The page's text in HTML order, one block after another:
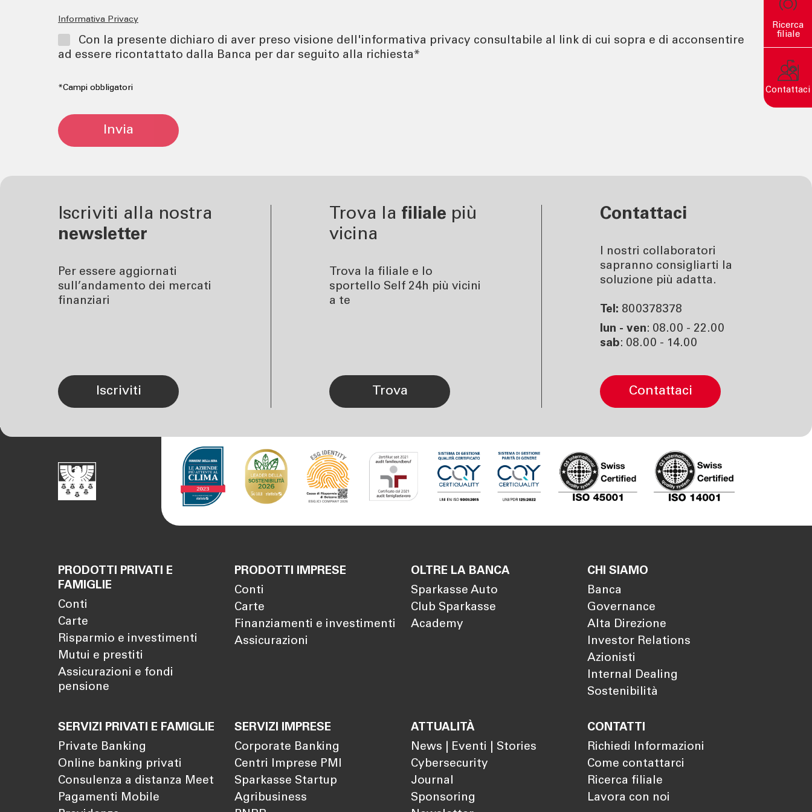
Calcola la rata
previdenziale
News | Eventi | Stories
Cybersecurity
Richiedi informazioni
Ricerca
filiale
Contattaci
Informativa Privacy
Con la presente dichiaro di aver preso visione dell'informativa privacy consultabile al link di cui sopra e di acconsentire
ad essere ricontattato dalla Banca per dar seguito alla richiesta*
*Campi obbligatori
Invia
Iscriviti alla nostra
newsletter
Per essere aggiornati
sull’andamento dei mercati
finanziari
iscriviti
Trova la filiale più
vicina
Trova la filiale e lo
sportello Self 24h più vicini
a te
trova
Contattaci
I nostri collaboratori
sapranno consigliarti la
soluzione più adatta.
Tel: 800378378
lun - ven: 08.00 - 22.00
sab: 08.00 - 14.00
contattaci
PRODOTTI PRIVATI E
FAMIGLIE
Conti
Carte
Risparmio e investimenti
Mutui e prestiti
Assicurazioni e fondi
pensione
SERVIZI PRIVATI E FAMIGLIE
Private Banking
Online banking privati
Consulenza a distanza Meet
Pagamenti Mobile
PRODOTTI IMPRESE
Conti
Carte
Finanziamenti e investimenti
Assicurazioni
SERVIZI IMPRESE
Corporate Banking
Centri Imprese PMI
Sparkasse Startup
Agribusiness
OLTRE LA BANCA
Sparkasse Auto
Club Sparkasse
Academy
ATTUALITÀ
News | Eventi | Stories
Cybersecurity
Journal
Sponsoring
CHI SIAMO
Banca
Governance
Alta Direzione
Investor Relations
Azionisti
Internal Dealing
Sostenibilità
CONTATTI
Richiedi Informazioni
Come contattarci
Ricerca filiale
Lavora con noi